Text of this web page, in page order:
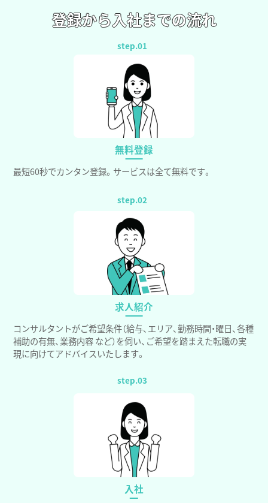
登録から入社までの流れ
無料登録
最短60秒でカンタン登録。サービスは全て無料です。
求人紹介
コンサルタントがご希望条件（給与、エリア、勤務時間・曜日、各種
補助の有無、業務内容 など）を伺い、ご希望を踏まえた転職の実
現に向けてアドバイスいたします。
入社